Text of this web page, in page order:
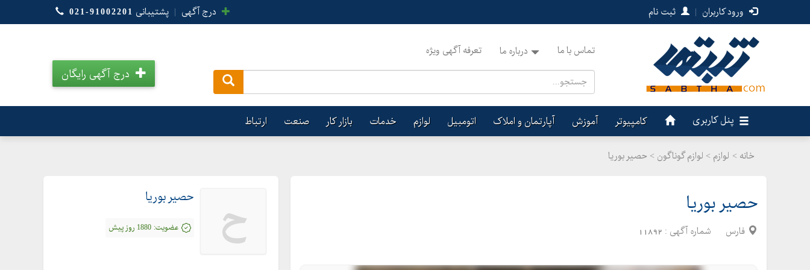
ورود کاربران | ثبت نام درج آگهی | پشتیبانی 021-91002201
تماس با ما درباره ما تعرفه آگهی ویژه
درج آگهی رایگان
پنل کاربری کامپیوتر آموزش آپارتمان و املاک اتومبیل لوازم خدمات بازار کار صنعت ارتباط
خانه > لوازم > لوازم گوناگون > حصیر بوریا
حصیر بوریا
فارس شماره آگهی : 11892 ح حصیر بوریا
عضویت: 1880 روز پیش